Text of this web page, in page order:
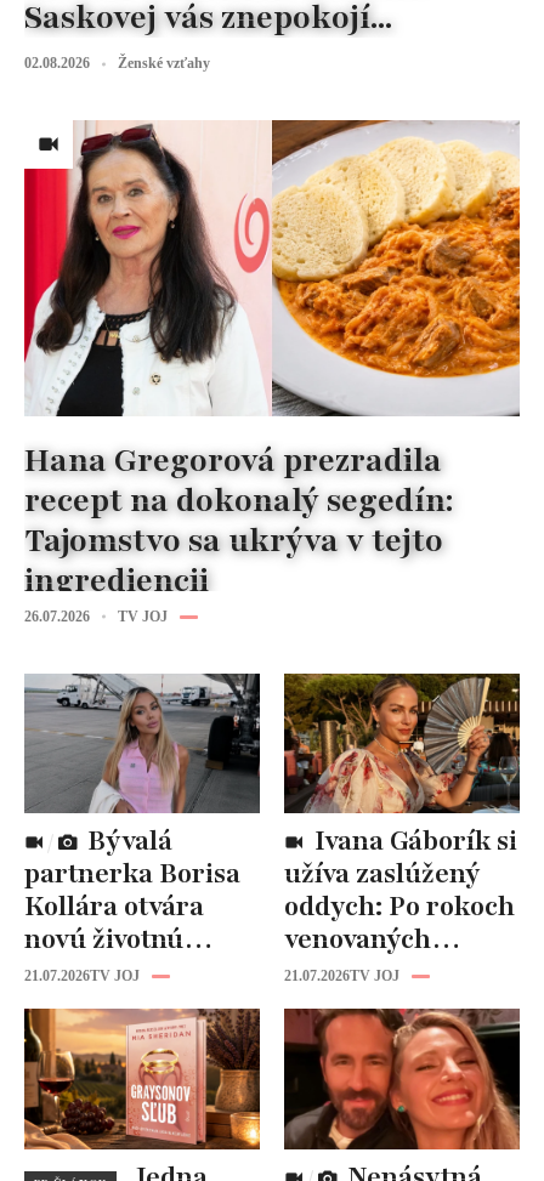
Saskovej vás znepokojí...
02.08.2026 Ženské vzťahy
Hana Gregorová prezradila
recept na dokonalý segedín:
Tajomstvo sa ukrýva v tejto
ingrediencii
26.07.2026 TV JOJ
partnerka Borisa
Kollára otvára
novú životnú
kapitolu: Laura
Vizváryová ide
pomáhať ženám
21.07.2026TV JOJ
užíva zaslúžený
oddych: Po rokoch
venovaných
rodine prišiel čas
na seba
21.07.2026TV JOJ